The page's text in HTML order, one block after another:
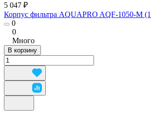
5 047 ₽
Корпус фильтра AQUAPRO AQF-1050-M
0
0
Много
В корзину